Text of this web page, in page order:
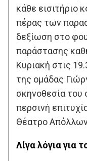
κάθε εισιτήριο
πέρας των
δεξίωση στο
παράστασης
Κυριακή στις
της ομάδας
σκηνοθεσία του
περσινή
Θέατρο
Λίγα λόγια για